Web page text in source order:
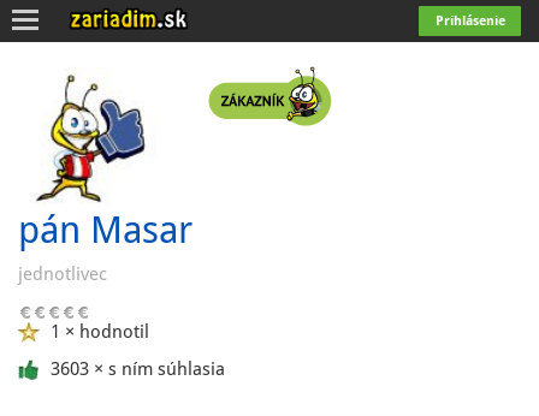
Prihlásenie
Toggle
navigation
pán Masar
jednotlivec
1 × hodnotil
3603 × s ním súhlasia